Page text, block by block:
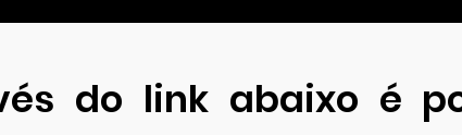
do link abaixo é